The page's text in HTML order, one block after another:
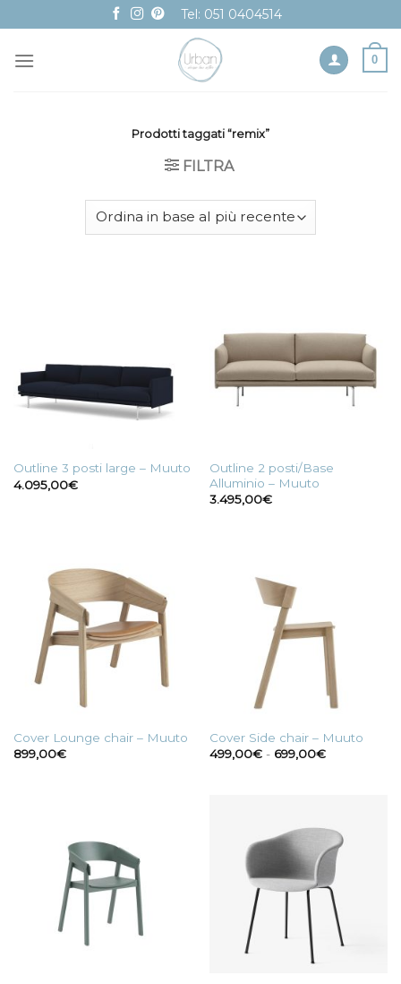
to
content
Tel: 051 0404514
0
Prodotti taggati “remix”
FILTRA
Outline 3 posti large – Muuto
4.095,00€
Outline 2 posti/Base
Alluminio – Muuto
3.495,00€
Cover Lounge chair – Muuto
899,00€
Cover Side chair – Muuto
499,00€ - 699,00€Fascia